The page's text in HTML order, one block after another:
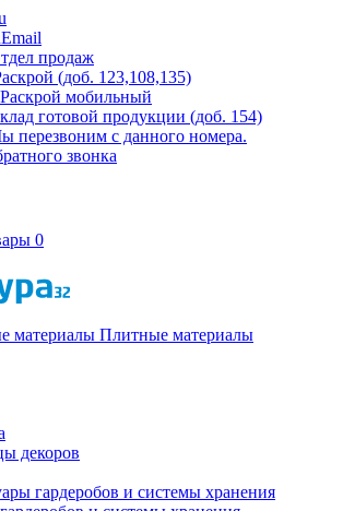
Email
продаж
(доб. 123,108,135)
Раскрой мобильный
готовой продукции (доб. 154)
перезвоним с данного номера.
звонка
0
Плитные материалы
декоров